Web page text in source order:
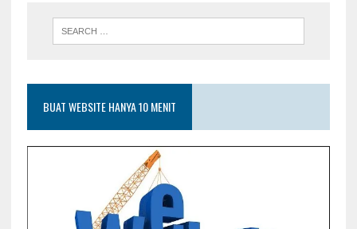
BUAT WEBSITE HANYA 10 MENIT